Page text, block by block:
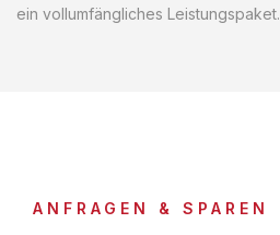
ein vollumfängliches Leistungspaket.
ANFRAGEN & SPAREN